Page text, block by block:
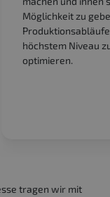
Möglichkeit zu
höchstem Niveau
optimieren.
tragen wir mit